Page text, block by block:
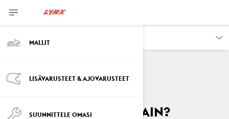
MALLIT
LISÄVARUSTEET & AJOVARUSTEET
SUUNNITTELE OMASI
AJONEUVON TIEDOT
Mikä on opetteluavain?